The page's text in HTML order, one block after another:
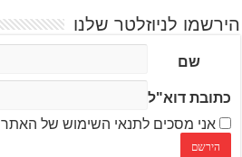
הירשמו לניוזלטר שלנו
שם
כתובת דוא"ל
אני מסכים לתנאי השימוש של האתר